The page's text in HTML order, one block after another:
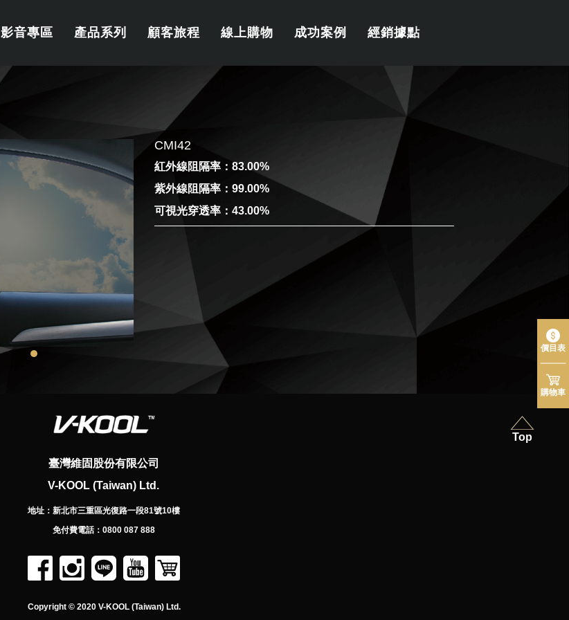
影音專區 產品系列 顧客旅程 線上購物 成功案例 經銷據點
CMI42
紅外線阻隔率：83.00%
紫外線阻隔率：99.00%
可視光穿透率：43.00%
臺灣維固股份有限公司
V-KOOL (Taiwan) Ltd.
地址： 新北市三重區光復路一段81號10樓
免付費電話： 0800 087 888
Top
Copyright © 2020 V-KOOL (Taiwan) Ltd.
價目表
購物車